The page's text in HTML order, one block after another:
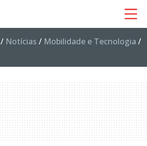
/ Notícias / Mobilidade e Tecnologia /